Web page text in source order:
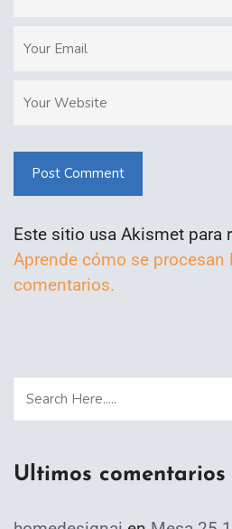
Post Comment
Este sitio usa Akismet para
Aprende cómo se procesan
comentarios.
Ultimos comentarios